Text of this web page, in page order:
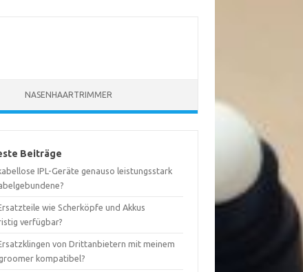
NASENHAARTRIMMER
Beiträge
IPL-Geräte genauso leistungsstark
wie Scherköpfe und Akkus
verfügbar?
von Drittanbietern mit meinem
kompatibel?